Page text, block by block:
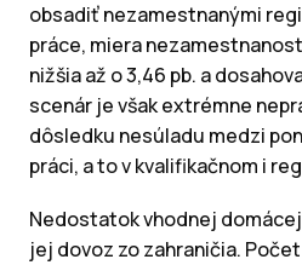
obsadiť nezamestnanými
práce, miera
nižšia až o 3,46 pb. a
scenár je však extrémne
dôsledku nesúladu medzi
práci, a to v kvalifikačnom i
Nedostatok vhodnej
jej dovoz zo zahraničia.